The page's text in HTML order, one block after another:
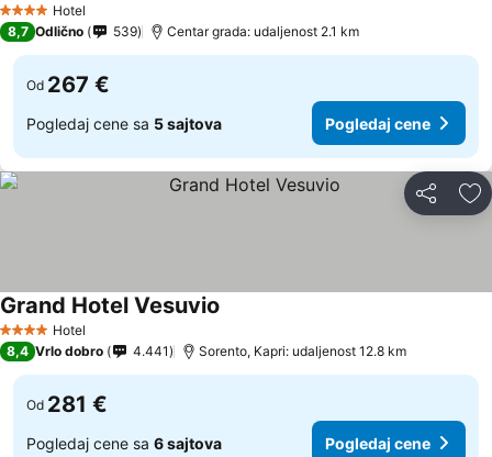
4 ZvezdiceHotel
8,7 Odlično 539 Centar grada: udaljenost 2.1 km
Od 267 €
Pogledaj cene sa 5 sajtova Pogledaj cene
Deli
4 ZvezdiceHotel
Grand Hotel Vesuvio
8,4 Vrlo dobro 4.441 Sorento, Kapri: udaljenost 12.8 km
Od 281 €
Pogledaj cene sa 6 sajtova Pogledaj cene